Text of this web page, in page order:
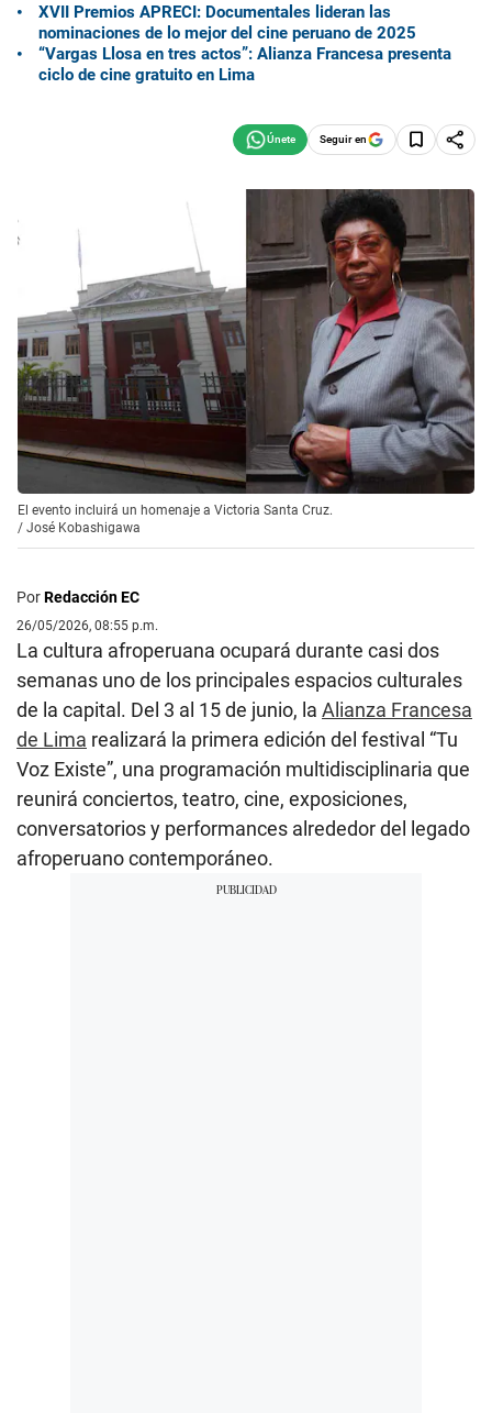
XVII Premios APRECI: Documentales lideran las
nominaciones de lo mejor del cine peruano de 2025
“Vargas Llosa en tres actos”: Alianza Francesa presenta
ciclo de cine gratuito en Lima
Seguir en
El evento incluirá un homenaje a Victoria Santa Cruz.
/ José Kobashigawa
PorRedacción EC
26/05/2026, 08:55 p.m.
La cultura afroperuana ocupará durante casi dos
semanas uno de los principales espacios culturales
de la capital. Del 3 al 15 de junio, la Alianza Francesa
de Lima realizará la primera edición del festival “Tu
Voz Existe”, una programación multidisciplinaria que
reunirá conciertos, teatro, cine, exposiciones,
conversatorios y performances alrededor del legado
afroperuano contemporáneo.